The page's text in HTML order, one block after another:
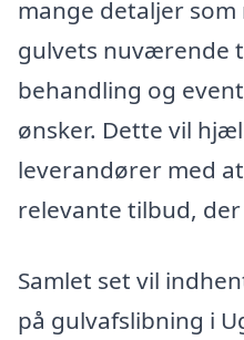
mange detaljer
gulvets nuværende
behandling og
ønsker. Dette vil
leverandører med
relevante tilbud,
Samlet set vil
på gulvafslibning i